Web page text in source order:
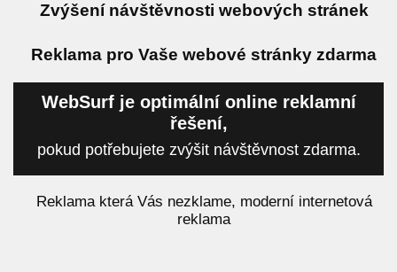
Zvýšení návštěvnosti webových stránek
Reklama pro Vaše webové stránky zdarma
WebSurf je optimální online reklamní
řešení,
pokud potřebujete zvýšit návštěvnost zdarma.
Reklama která Vás nezklame, moderní internetová
reklama